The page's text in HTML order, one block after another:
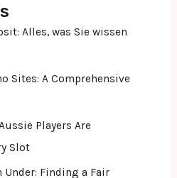
Alles, was Sie wissen
Sites: A Comprehensive
Players Are
Slot
Under: Finding a Fair